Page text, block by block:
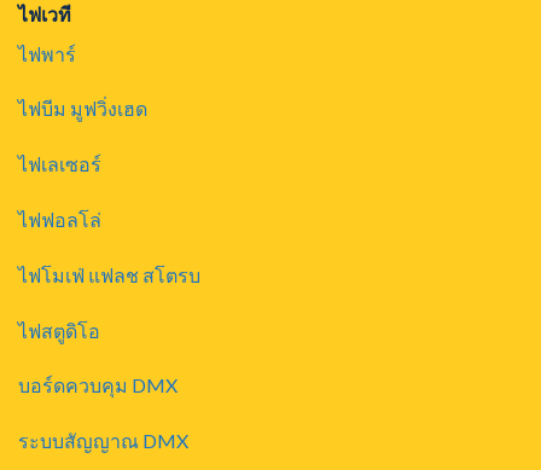
ไฟเวที
ไฟพาร์
ไฟบีม มูฟวิ่งเฮด
ไฟเลเซอร์
ไฟฟอลโล่
ไฟโมเฟ่ แฟลช สโตรบ
ไฟสตูดิโอ
บอร์ดควบคุม DMX
ระบบสัญญาณ DMX